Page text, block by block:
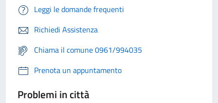
Leggi le domande frequenti
Richiedi Assistenza
Chiama il comune 0961/994035
Prenota un appuntamento
Problemi in città